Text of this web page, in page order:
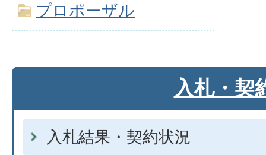
プロポーザル
入札・契
入札結果・契約状況